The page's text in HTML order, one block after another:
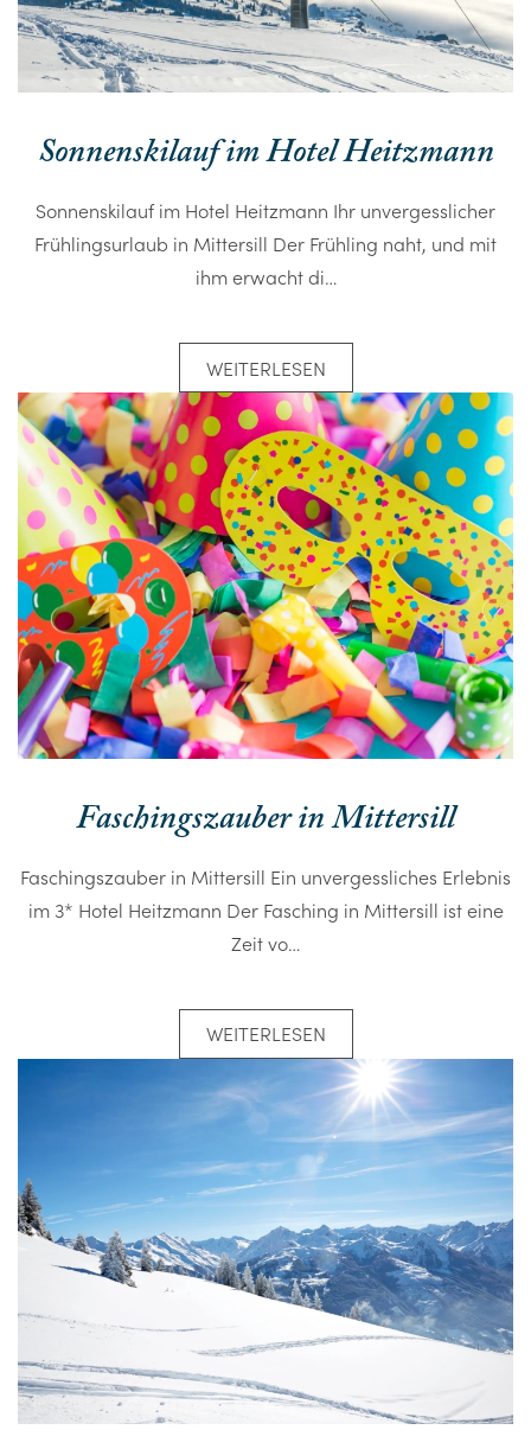
Sonnenskilauf im Hotel Heitzmann
Sonnenskilauf im Hotel Heitzmann Ihr unvergesslicher
Frühlingsurlaub in Mittersill Der Frühling naht, und mit
ihm erwacht di…
WEITERLESEN
Faschingszauber in Mittersill
Faschingszauber in Mittersill Ein unvergessliches Erlebnis
im 3* Hotel Heitzmann Der Fasching in Mittersill ist eine
Zeit vo…
WEITERLESEN